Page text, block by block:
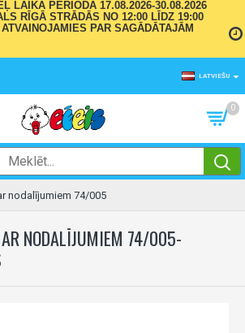
LAIKA PERIODĀ 17.08.2026-30.08.2026
RĪGĀ STRĀDĀS NO 12:00 LĪDZ 19:00
PAR SAGĀDĀTAJĀM
LATVIEŠU
0
nodalījumiem 74/005
NODALĪJUMIEM 74/005-